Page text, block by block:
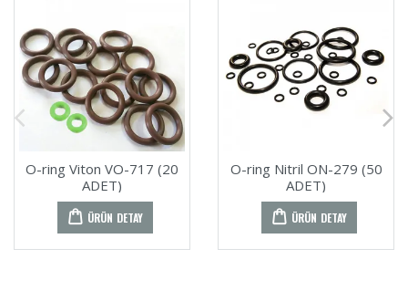
O-ring Viton VO-717 (20
ADET)
ÜRÜN DETAY
O-ring Nitril ON-279 (50
ADET)
ÜRÜN DETAY